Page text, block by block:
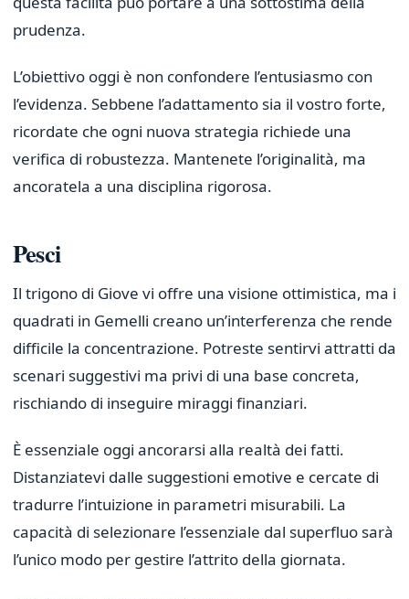
prudenza.
L’obiettivo oggi è non confondere l’entusiasmo con
l’evidenza. Sebbene l’adattamento sia il vostro forte,
ricordate che ogni nuova strategia richiede una
verifica di robustezza. Mantenete l’originalità, ma
ancoratela a una disciplina rigorosa.
Pesci
Il trigono di Giove vi offre una visione ottimistica, ma i
quadrati in Gemelli creano un’interferenza che rende
difficile la concentrazione. Potreste sentirvi attratti da
scenari suggestivi ma privi di una base concreta,
rischiando di inseguire miraggi finanziari.
È essenziale oggi ancorarsi alla realtà dei fatti.
Distanziatevi dalle suggestioni emotive e cercate di
tradurre l’intuizione in parametri misurabili. La
capacità di selezionare l’essenziale dal superfluo sarà
l’unico modo per gestire l’attrito della giornata.